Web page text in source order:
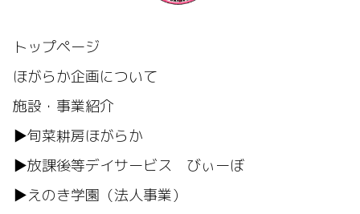
トップページ
ほがらか企画について
施設・事業紹介
▶旬菜耕房ほがらか
▶放課後等デイサービス びぃーぼ
▶えのき学園（法人事業）